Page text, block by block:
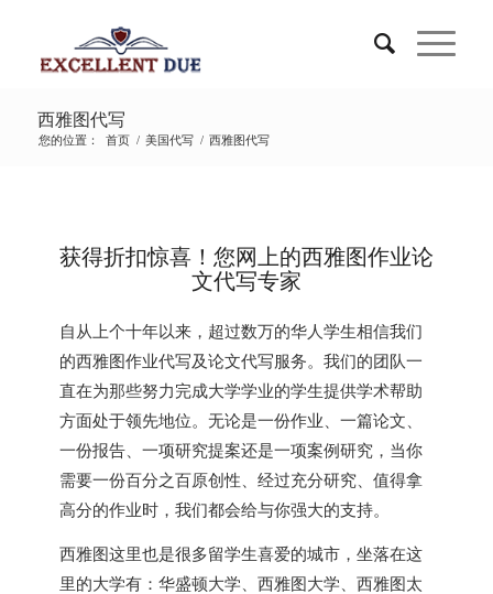
西雅图代写
您的位置： 首页 / 美国代写 / 西雅图代写
获得折扣惊喜！您网上的西雅图作业论
文代写专家
自从上个十年以来，超过数万的华人学生相信我们
的西雅图作业代写及论文代写服务。我们的团队一
直在为那些努力完成大学学业的学生提供学术帮助
方面处于领先地位。无论是一份作业、一篇论文、
一份报告、一项研究提案还是一项案例研究，当你
需要一份百分之百原创性、经过充分研究、值得拿
高分的作业时，我们都会给与你强大的支持。
西雅图这里也是很多留学生喜爱的城市，坐落在这
里的大学有：华盛顿大学、西雅图大学、西雅图太